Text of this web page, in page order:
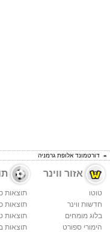
» דורטמונד אלופת גרמניה
אזור ווינר
טוטו
חדשות ווינר
בלוג מומחים
הימורי ספורט
תוצאות
תוצאות
תוצאות
תוצאות